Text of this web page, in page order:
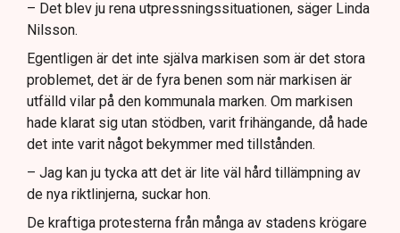
– Det blev ju rena utpressningssituationen, säger Linda
Nilsson.
Egentligen är det inte själva markisen som är det stora
problemet, det är de fyra benen som när markisen är
utfälld vilar på den kommunala marken. Om markisen
hade klarat sig utan stödben, varit frihängande, då hade
det inte varit något bekymmer med tillstånden.
– Jag kan ju tycka att det är lite väl hård tillämpning av
de nya riktlinjerna, suckar hon.
De kraftiga protesterna från många av stadens krögare